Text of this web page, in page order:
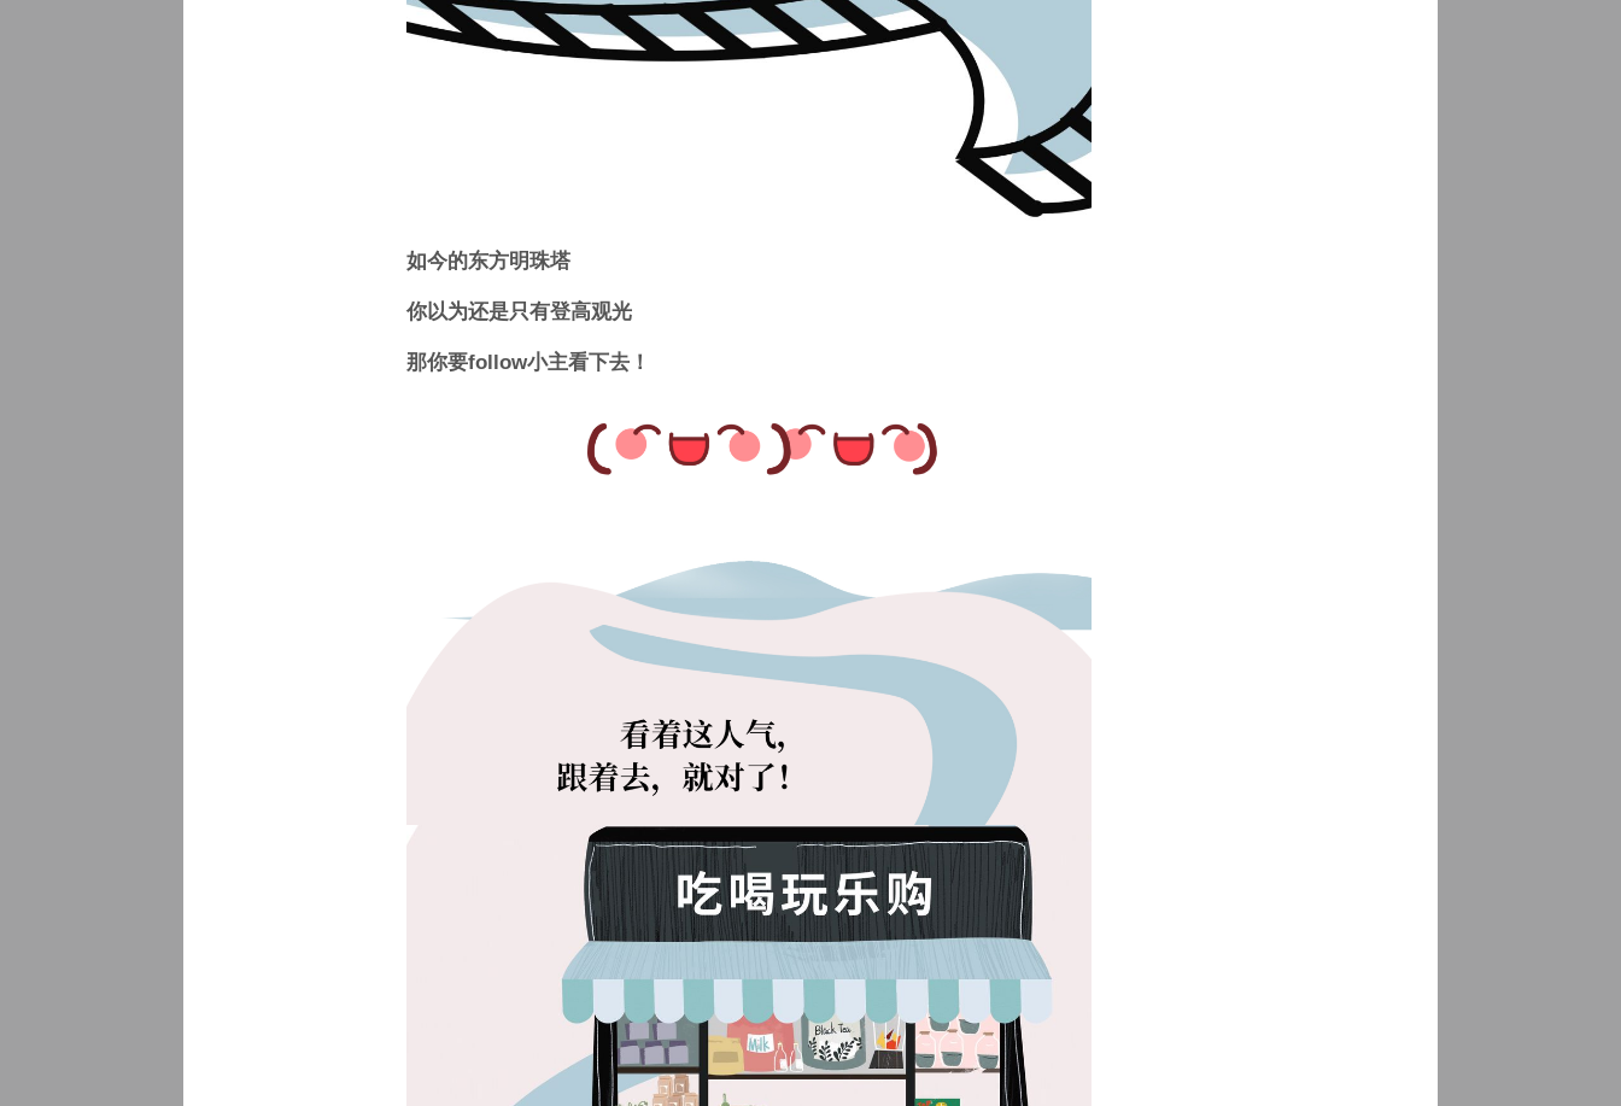
如今的东方明珠塔
你以为还是只有登高观光
那你要follow小主看下去！